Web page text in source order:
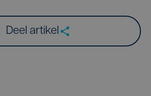
Deel artikel